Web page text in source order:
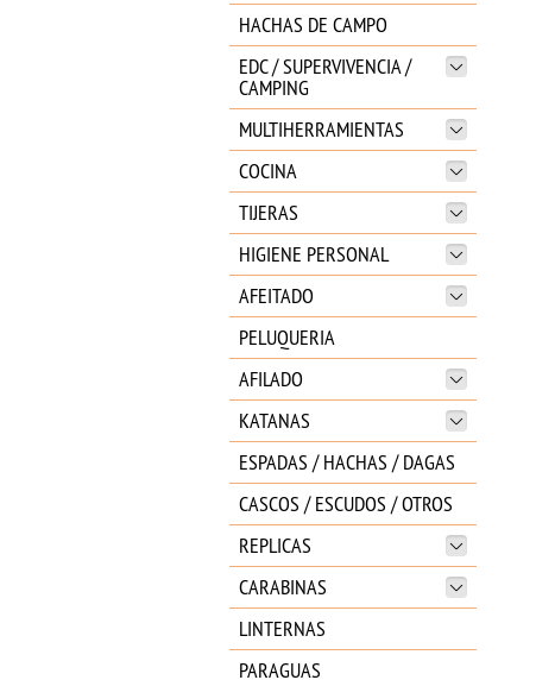
HACHAS DE CAMPO
EDC / SUPERVIVENCIA /
CAMPING
MULTIHERRAMIENTAS
COCINA
TIJERAS
HIGIENE PERSONAL
AFEITADO
PELUQUERIA
AFILADO
KATANAS
ESPADAS / HACHAS / DAGAS
CASCOS / ESCUDOS / OTROS
REPLICAS
CARABINAS
LINTERNAS
PARAGUAS